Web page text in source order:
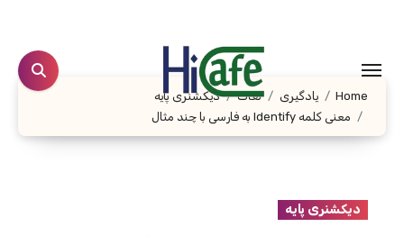
content
Home یادگیری لغات
دیکشنری پایه
معنی کلمه Identify به فارسی با چند مثال
دیکشنری پایه